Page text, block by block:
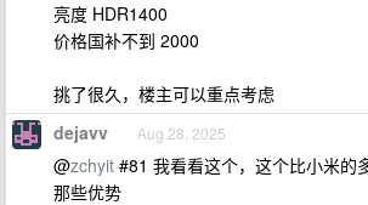
亮度 HDR1400
价格国补不到 2000
挑了很久，楼主可以重点考虑
dejavv Aug 28, 2025
@zchyit #81 我看看这个，这个比小米的
那些优势